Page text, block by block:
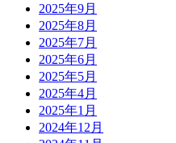
2025年9月
2025年8月
2025年7月
2025年6月
2025年5月
2025年4月
2025年1月
2024年12月